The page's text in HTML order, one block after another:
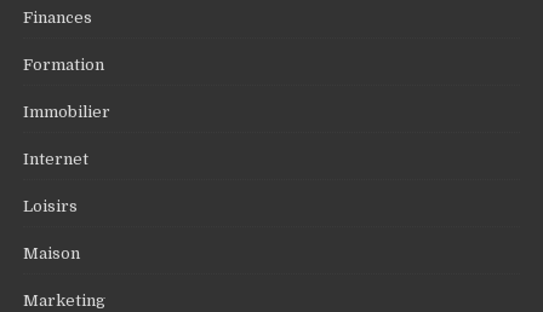
Finances
Formation
Immobilier
Internet
Loisirs
Maison
Marketing